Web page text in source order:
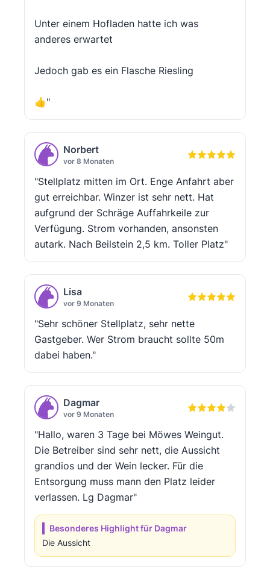
Unter einem Hofladen hatte ich was
anderes erwartet
Jedoch gab es ein Flasche Riesling
👍"
Norbert
vor 8 Monaten
"Stellplatz mitten im Ort. Enge Anfahrt aber
gut erreichbar. Winzer ist sehr nett. Hat
aufgrund der Schräge Auffahrkeile zur
Verfügung. Strom vorhanden, ansonsten
autark. Nach Beilstein 2,5 km. Toller Platz"
Lisa
vor 9 Monaten
"Sehr schöner Stellplatz, sehr nette
Gastgeber. Wer Strom braucht sollte 50m
dabei haben."
Dagmar
vor 9 Monaten
"Hallo, waren 3 Tage bei Möwes Weingut.
Die Betreiber sind sehr nett, die Aussicht
grandios und der Wein lecker. Für die
Entsorgung muss mann den Platz leider
verlassen. Lg Dagmar"
Besonderes Highlight für Dagmar
Die Aussicht